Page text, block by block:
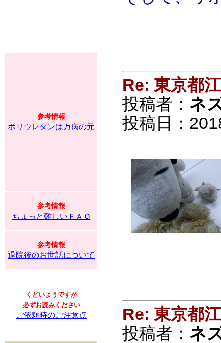
参考情報
ポリウレタンは万病の元
参考情報
ちょっと難しいＦＡＱ
参考情報
退院後のお世話について
くどいようですが
必ずお読みください
ご依頼時のご注意点
Re: 東京都
投稿者： ネ
投稿日：
Re: 東京都
投稿者： ネ